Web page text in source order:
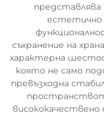
естетично
съхранение на
характерна
която не само
превъзходна